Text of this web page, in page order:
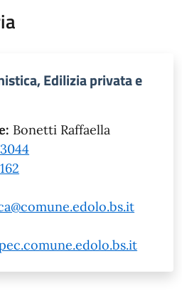
Edilizia privata e
Bonetti Raffaella